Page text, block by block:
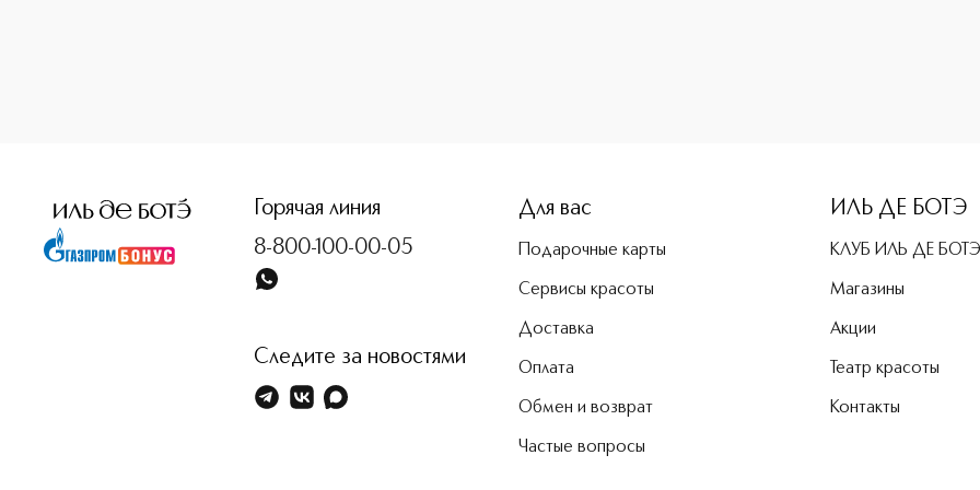
Горячая линия
8-800-100-00-05
Следите за новостями
Для вас
Подарочные карты
Сервисы красоты
Доставка
Оплата
Обмен и возврат
Частые вопросы
ИЛЬ ДЕ БОТЭ
КЛУБ ИЛЬ ДЕ БОТЭ
Магазины
Акции
Театр красоты
Контакты